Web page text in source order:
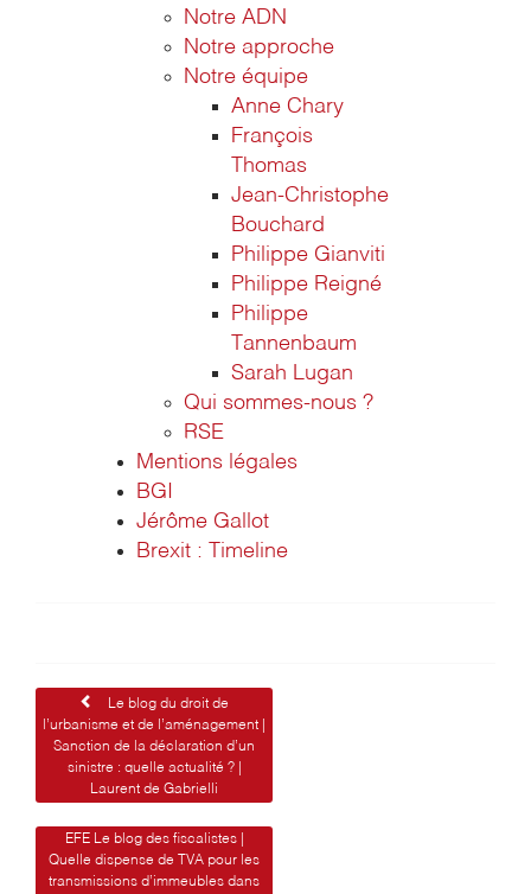
Notre ADN
Notre approche
Notre équipe
Anne Chary
François
Thomas
Jean-Christophe
Bouchard
Philippe Gianviti
Philippe Reigné
Philippe
Tannenbaum
Sarah Lugan
Qui sommes-nous ?
RSE
Mentions légales
BGI
Jérôme Gallot
Brexit : Timeline
Navigation
de
l’article
Le blog du droit de
l’urbanisme et de l’aménagement |
Sanction de la déclaration d’un
sinistre : quelle actualité ? |
Laurent de Gabrielli
EFE Le blog des fiscalistes |
Quelle dispense de TVA pour les
transmissions d’immeubles dans